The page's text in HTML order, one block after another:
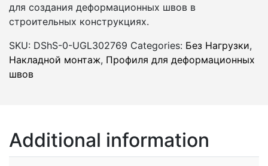
для создания деформационных швов в
строительных конструкциях.
SKU: DShS-0-UGL302769 Categories: Без Нагрузки,
Накладной монтаж, Профиля для деформационных
швов
Additional information